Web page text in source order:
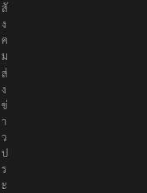
สั
ง
ค
ม
ส่
ง
ข่
า
ว
ป
ร
ะ